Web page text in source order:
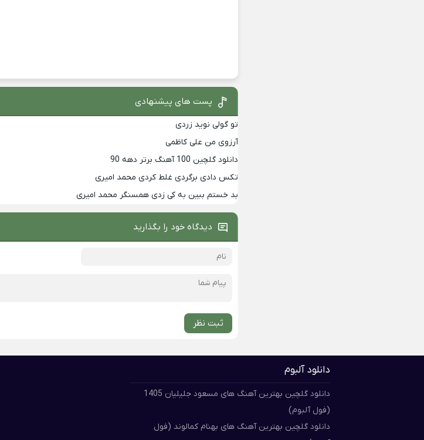
پست های پیشنهادی
تو گولی نوید زردی
آرزوی من علی کاظمی
دانلود گلچین 100 آهنگ برتر دهه 90
تکس دادی برگردی غلط کردی محمد امیری
بد خستم ببین به کی زدی همسنگر محمد امیری
دیدگاه خود را بگذارید
ثبت نظر
دانلود آلبوم
دانلود گلچین بهترین آهنگ های مسعود جلیلیان 1405
(فول آلبوم)
دانلود گلچین بهترین آهنگ های بهنام کمالوند (فول